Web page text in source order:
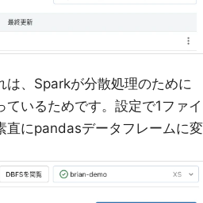
は、Sparkが分散処理のために
いるためです。設定で1ファイ
直にpandasデータフレームに変